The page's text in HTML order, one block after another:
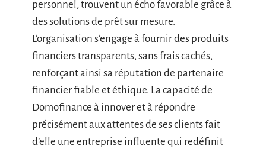
personnel, trouvent un écho favorable grâce à
des solutions de prêt sur mesure.
L’organisation s’engage à fournir des produits
financiers transparents, sans frais cachés,
renforçant ainsi sa réputation de partenaire
financier fiable et éthique. La capacité de
Domofinance à innover et à répondre
précisément aux attentes de ses clients fait
d’elle une entreprise influente qui redéfinit